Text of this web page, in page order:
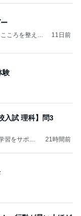
ころを整える
11日前
験
入試 理科】問3
習をサポー
21時間前